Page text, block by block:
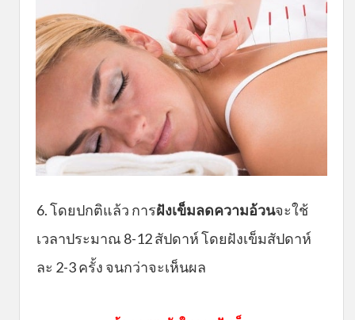
6. โดยปกติแล้ว การฝังเข็มลดความอ้วนจะใช้
เวลาประมาณ 8-12 สัปดาห์ โดยฝังเข็มสัปดาห์
ละ 2-3 ครั้ง จนกว่าจะเห็นผล